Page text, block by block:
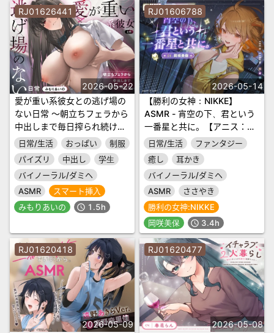
RJ01626441
2026-05-22
愛が重い系彼女との逃げ場の
ない日常 〜朝立ちフェラから
中出しまで毎日搾られ続け
る〜
日常/生活 おっぱい
制服
パイズリ
中出し
学生
バイノーラル/ダミヘ
ASMR
スマート挿入
みもりあいの
schedule 1.5h
RJ01606788
2026-05-14
【勝利の女神：NIKKE】
ASMR - 宵空の下、君という
一番星と共に。【アニス：ス
ター】
日常/生活
ファンタジー
癒し
耳かき
バイノーラル/ダミヘ
ASMR
ささやき
勝利の女神:NIKKE
岡咲美保
schedule 3.4h
RJ01620418
2026-05-09
RJ01620477
2026-05-08